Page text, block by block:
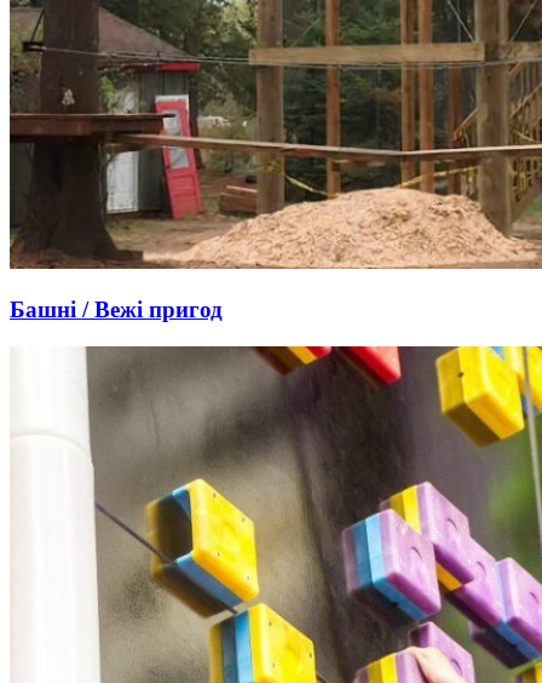
Башні / Вежі пригод